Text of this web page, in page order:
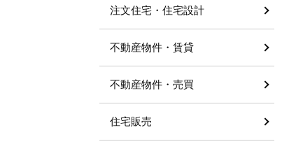
注文住宅・住宅設計
不動産物件・賃貸
不動産物件・売買
住宅販売